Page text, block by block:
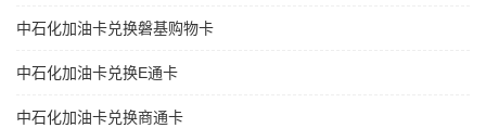
中石化加油卡兑换磐基购物卡
中石化加油卡兑换E通卡
中石化加油卡兑换商通卡